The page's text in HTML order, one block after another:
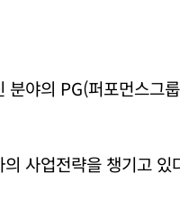
분야의 PG(퍼포먼스그
사업전략을 챙기고 있